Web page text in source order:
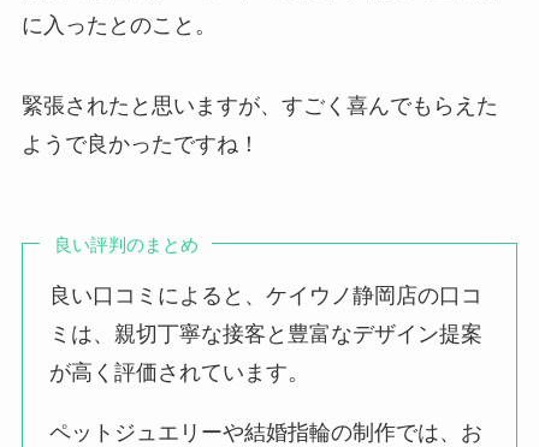
に入ったとのこと。
緊張されたと思いますが、すごく喜んでもらえた
ようで良かったですね！
良い評判のまとめ
良い口コミによると、ケイウノ静岡店の口コ
ミは、親切丁寧な接客と豊富なデザイン提案
が高く評価されています。
ペットジュエリーや結婚指輪の制作では、お